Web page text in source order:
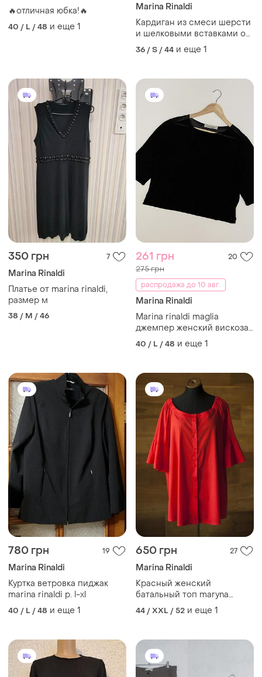
🔥отличная юбка!🔥
40 / L / 48 и еще 1
Marina Rinaldi
Кардиган из смеси шерсти
и шелковыми вставками от
marina rinaldi
36 / S / 44 и еще 1
350 грн 7
Marina Rinaldi
Платье от marina rinaldi,
размер м
38 / M / 46
261 грн 20
275 грн
распродажа до 10 авг.
Marina Rinaldi
Marina rinaldi maglia
джемпер женский вискоза-
хлопок черного цвета
открытая вязка, размер l
40 / L / 48 и еще 1
780 грн 19
Marina Rinaldi
Куртка ветровка пиджак
marina rinaldi р. l-xl
40 / L / 48 и еще 1
650 грн 27
Marina Rinaldi
Красный женский
батальный топ maryna
rinaldi, размер xl, 2xl
44 / XXL / 52 и еще 1